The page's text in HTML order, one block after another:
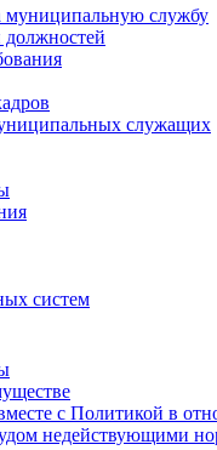
муниципальную службу
служащих
систем
с Политикой в
недействующими